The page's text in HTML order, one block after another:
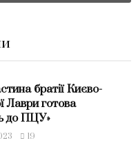
братії Києво-
Лаври готова
до ПЦУ»
19